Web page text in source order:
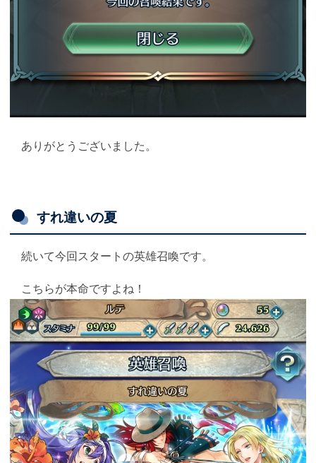
ありがとうございました。
すれ違いの夏
続いて今回スタートの英雄召喚です。
こちらが本命ですよね！